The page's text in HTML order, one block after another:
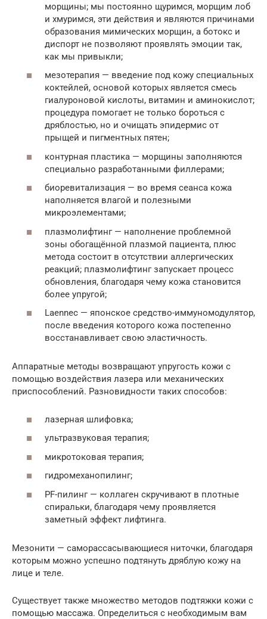
морщины; мы постоянно щуримся, морщим лоб
и хмуримся, эти действия и являются причинами
образования мимических морщин, а ботокс и
диспорт не позволяют проявлять эмоции так,
как мы привыкли;
мезотерапия — введение под кожу специальных
коктейлей, основой которых является смесь
гиалуроновой кислоты, витамин и аминокислот;
процедура помогает не только бороться с
дряблостью, но и очищать эпидермис от
прыщей и пигментных пятен;
контурная пластика — морщины заполняются
специально разработанными филлерами;
биоревитализация — во время сеанса кожа
наполняется влагой и полезными
микроэлементами;
плазмолифтинг — наполнение проблемной
зоны обогащённой плазмой пациента, плюс
метода состоит в отсутствии аллергических
реакций; плазмолифтинг запускает процесс
обновления, благодаря чему кожа становится
более упругой;
Laennec — японское средство-иммуномодулятор,
после введения которого кожа постепенно
восстанавливает свою эластичность.
Аппаратные методы возвращают упругость кожи с
помощью воздействия лазера или механических
приспособлений. Разновидности таких способов:
лазерная шлифовка;
ультразвуковая терапия;
микротоковая терапия;
гидромеханопилинг;
PF-пилинг — коллаген скручивают в плотные
спиральки, благодаря чему проявляется
заметный эффект лифтинга.
Мезонити — саморассасывающиеся ниточки, благодаря
которым можно успешно подтянуть дряблую кожу на
лице и теле.
Существует также множество методов подтяжки кожи с
помощью массажа. Определиться с необходимым вам